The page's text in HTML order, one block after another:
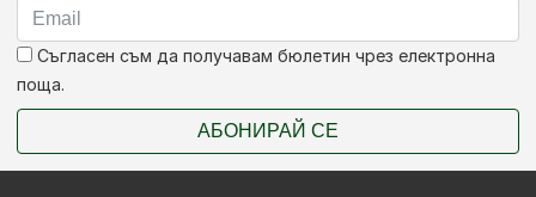
Съгласен съм да получавам бюлетин чрез електронна
поща.
АБОНИРАЙ СЕ